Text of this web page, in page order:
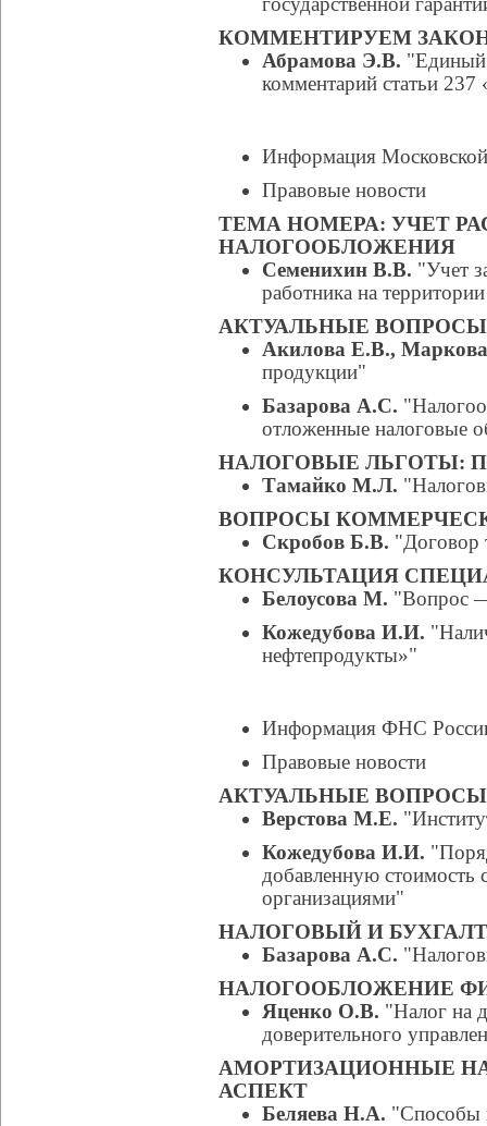
КОММЕНТИРУЕМ
Абрамова Э.В. "Единый
комментарий статьи 237
Информация
Правовые новости
ТЕМА НОМЕРА: УЧЕТ
НАЛОГООБЛОЖЕНИЯ
Семенихин В.В. "Учет
работника на
АКТУАЛЬНЫЕ
Акилова Е.В.,
продукции"
Базарова А.С.
отложенные налоговые
НАЛОГОВЫЕ ЛЬГОТЫ:
Тамайко М.Л.
ВОПРОСЫ
Скробов Б.В. "Договор
КОНСУЛЬТАЦИЯ
Белоусова М. "Вопрос
Кожедубова И.И.
нефтепродукты»"
Информация ФНС
Правовые новости
АКТУАЛЬНЫЕ
Верстова М.Е.
Кожедубова И.И.
добавленную
организациями"
НАЛОГОВЫЙ И
Базарова А.С.
НАЛОГООБЛОЖЕНИЕ
Яценко О.В. "Налог на
доверительного
АМОРТИЗАЦИОННЫЕ
АСПЕКТ
Беляева Н.А. "Cпособы